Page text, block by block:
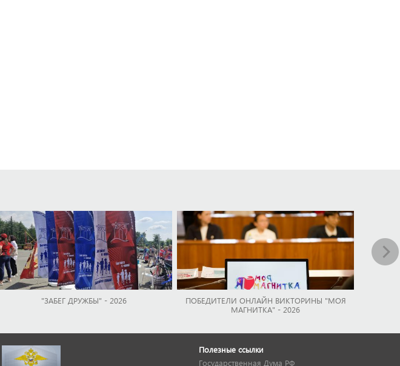
"ЗАБЕГ ДРУЖБЫ" - 2026
ПОБЕДИТЕЛИ ОНЛАЙН ВИКТОРИНЫ "МОЯ
МАГНИТКА" - 2026
Полезные ссылки
Государственная Дума РФ